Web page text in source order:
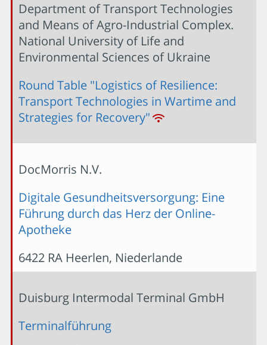
Department of Transport Technologies
and Means of Agro-Industrial Complex.
National University of Life and
Environmental Sciences of Ukraine
Round Table "Logistics of Resilience:
Transport Technologies in Wartime and
Strategies for Recovery"
DocMorris N.V.
Digitale Gesundheitsversorgung: Eine
Führung durch das Herz der Online-
Apotheke
6422 RA Heerlen, Niederlande
Duisburg Intermodal Terminal GmbH
Terminalführung